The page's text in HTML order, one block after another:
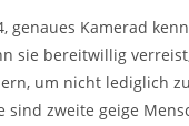
genaues Kamerad
sie bereitwillig
um nicht lediglich
sind zweite geige